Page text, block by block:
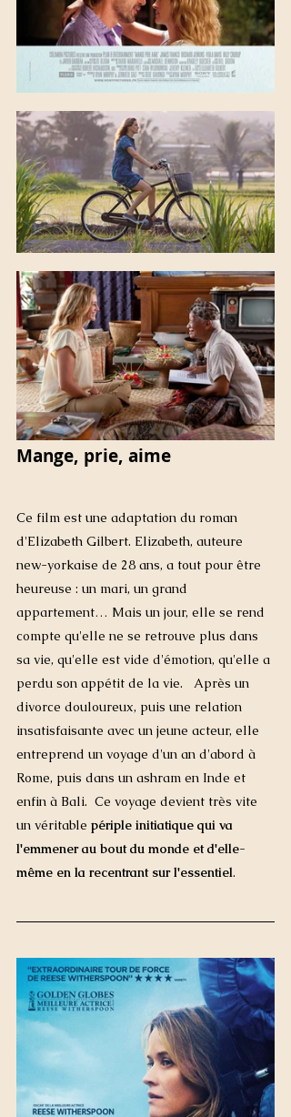
Mange, prie, aime
Ce film est une adaptation du roman
d'Elizabeth Gilbert. Elizabeth, auteure
new-yorkaise de 28 ans, a tout pour être
heureuse : un mari, un grand
appartement… Mais un jour, elle se rend
compte qu'elle ne se retrouve plus dans
sa vie, qu'elle est vide d'émotion, qu'elle a
perdu son appétit de la vie.   Après un
divorce douloureux, puis une relation
insatisfaisante avec un jeune acteur, elle
entreprend un voyage d'un an d'abord à
Rome, puis dans un ashram en Inde et
enfin à Bali.  Ce voyage devient très vite
un véritable périple initiatique qui va
l'emmener au bout du monde et d'elle-
même en la recentrant sur l'essentiel.